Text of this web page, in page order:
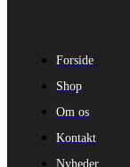
Forside
Shop
Om os
Kontakt
Nyheder